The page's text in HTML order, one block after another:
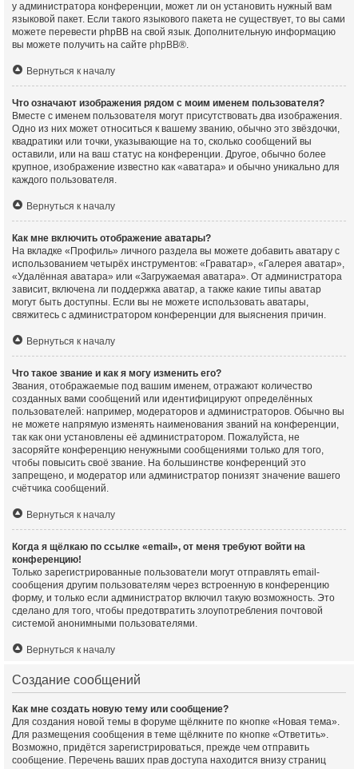
у администратора конференции, может ли он установить нужный вам
языковой пакет. Если такого языкового пакета не существует, то вы сами
можете перевести phpBB на свой язык. Дополнительную информацию
вы можете получить на сайте phpBB®.
Вернуться к началу
Что означают изображения рядом с моим именем пользователя?
Вместе с именем пользователя могут присутствовать два изображения.
Одно из них может относиться к вашему званию, обычно это звёздочки,
квадратики или точки, указывающие на то, сколько сообщений вы
оставили, или на ваш статус на конференции. Другое, обычно более
крупное, изображение известно как «аватара» и обычно уникально для
каждого пользователя.
Вернуться к началу
Как мне включить отображение аватары?
На вкладке «Профиль» личного раздела вы можете добавить аватару с
использованием четырёх инструментов: «Граватар», «Галерея аватар»,
«Удалённая аватара» или «Загружаемая аватара». От администратора
зависит, включена ли поддержка аватар, а также какие типы аватар
могут быть доступны. Если вы не можете использовать аватары,
свяжитесь с администратором конференции для выяснения причин.
Вернуться к началу
Что такое звание и как я могу изменить его?
Звания, отображаемые под вашим именем, отражают количество
созданных вами сообщений или идентифицируют определённых
пользователей: например, модераторов и администраторов. Обычно вы
не можете напрямую изменять наименования званий на конференции,
так как они установлены её администратором. Пожалуйста, не
засоряйте конференцию ненужными сообщениями только для того,
чтобы повысить своё звание. На большинстве конференций это
запрещено, и модератор или администратор понизят значение вашего
счётчика сообщений.
Вернуться к началу
Когда я щёлкаю по ссылке «email», от меня требуют войти на
конференцию!
Только зарегистрированные пользователи могут отправлять email-
сообщения другим пользователям через встроенную в конференцию
форму, и только если администратор включил такую возможность. Это
сделано для того, чтобы предотвратить злоупотребления почтовой
системой анонимными пользователями.
Вернуться к началу
Создание сообщений
Как мне создать новую тему или сообщение?
Для создания новой темы в форуме щёлкните по кнопке «Новая тема».
Для размещения сообщения в теме щёлкните по кнопке «Ответить».
Возможно, придётся зарегистрироваться, прежде чем отправить
сообщение. Перечень ваших прав доступа находится внизу страниц